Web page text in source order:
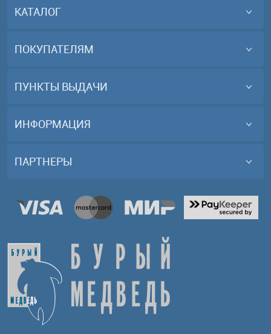
КАТАЛОГ
ПОКУПАТЕЛЯМ
ПУНКТЫ ВЫДАЧИ
ИНФОРМАЦИЯ
ПАРТНЕРЫ